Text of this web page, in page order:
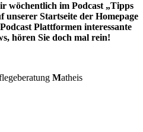
wöchentlich im Podcast „Tipps
unserer Startseite der Homepage
Plattformen interessante
hören Sie doch mal rein!
Matheis